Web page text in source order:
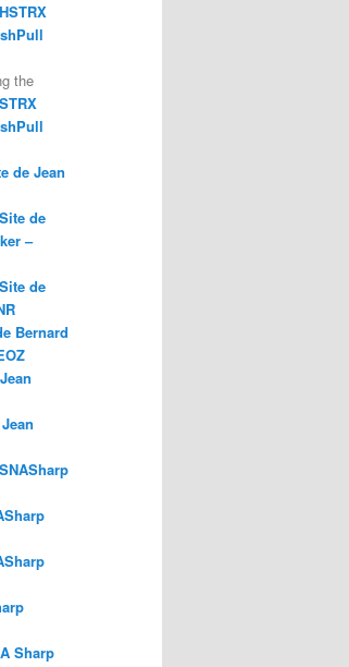
HSTRX
the
de Jean
Site de
–
Site de
Bernard
SNASharp
Sharp